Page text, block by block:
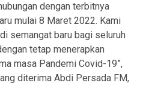
dengan terbitnya
mulai 8 Maret 2022. Kami
semangat baru bagi seluruh
tetap menerapkan
masa Pandemi Covid-19”,
diterima Abdi Persada FM,